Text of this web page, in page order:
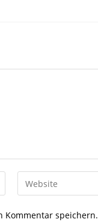
Gib
deine
Kommentar speichern.